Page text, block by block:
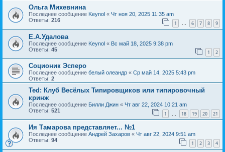
Ольга Михевнина
Последнее сообщение Keynol « Чт ноя 20, 2025 11:35 am
Ответы: 216 1 … 6 7 8 9
Е.А.Удалова
Последнее сообщение Keynol « Вс май 18, 2025 9:38 pm
Ответы: 45 1 2
Соционик Эсперо
Последнее сообщение белый олеандр « Ср май 14, 2025 5:43 pm
Ответы: 2
Ted: Клуб Весёлых Типировщиков или типировочный
кринж
Последнее сообщение Билли Джин « Чт авг 22, 2024 10:21 am
Ответы: 521 1 18 19 20 21
Ия Тамарова представляет... №1
Последнее сообщение Андрей Захаров « Чт авг 22, 2024 9:51 am
Ответы: 94 1 2 3 4